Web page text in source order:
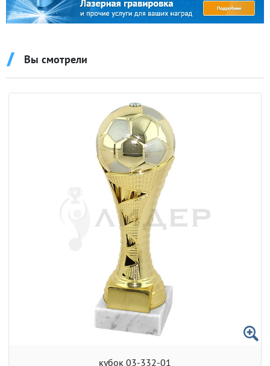
Вы смотрели
кубок 03-332-01